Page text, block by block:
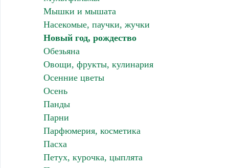
Мышки и мышата
Насекомые, паучки, жучки
Новый год, рождество
Обезьяна
Овощи, фрукты, кулинария
Осенние цветы
Осень
Панды
Парни
Парфюмерия, косметика
Пасха
Петух, курочка, цыплята